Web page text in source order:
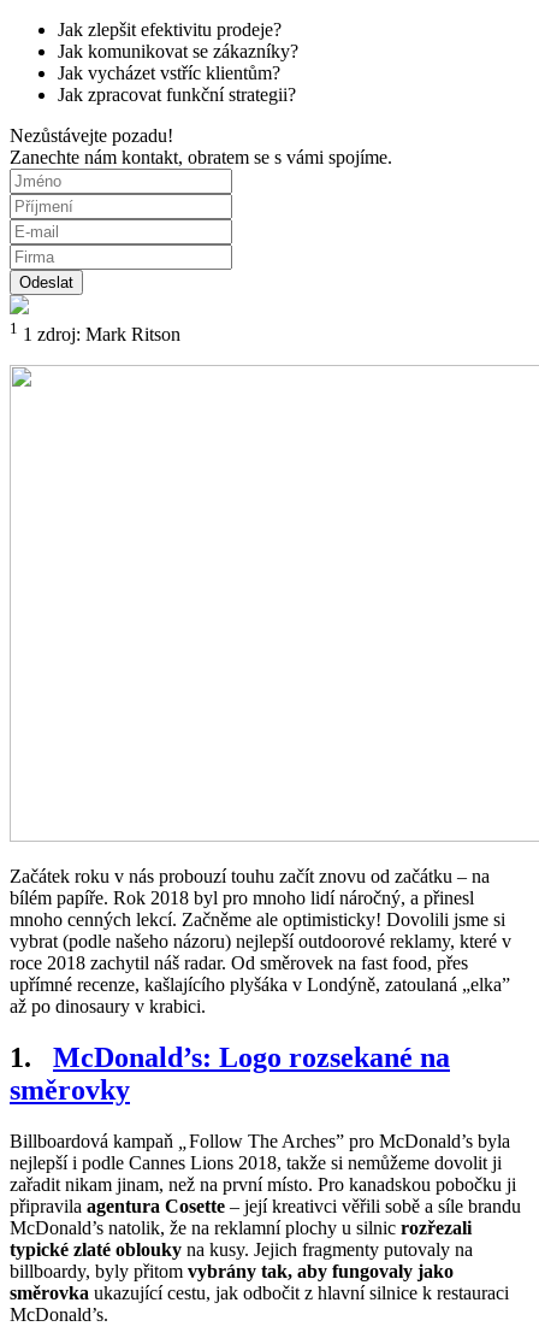
Jak zlepšit efektivitu prodeje?
Jak komunikovat se zákazníky?
Jak vycházet vstříc klientům?
Jak zpracovat funkční strategii?
Nezůstávejte pozadu!
Zanechte nám kontakt, obratem se s vámi spojíme.
Odeslat
1 1 zdroj: Mark Ritson
Začátek roku v nás probouzí touhu začít znovu od začátku – na
bílém papíře. Rok 2018 byl pro mnoho lidí náročný, a přinesl
mnoho cenných lekcí. Začněme ale optimisticky! Dovolili jsme si
vybrat (podle našeho názoru) nejlepší outdoorové reklamy, které v
roce 2018 zachytil náš radar. Od směrovek na fast food, přes
upřímné recenze, kašlajícího plyšáka v Londýně, zatoulaná „elka”
až po dinosaury v krabici.
1. McDonald’s: Logo rozsekané na
směrovky
Billboardová kampaň
Follow The Arches” pro McDonald’s byla
nejlepší i podle Cannes Lions 2018, takže si nemůžeme dovolit ji
zařadit nikam jinam, než na první místo. Pro kanadskou pobočku ji
připravila agentura Cosette – její kreativci věřili sobě a síle brandu
McDonald’s natolik, že na reklamní plochy u silnic rozřezali
typické zlaté oblouky na kusy. Jejich fragmenty putovaly na
billboardy, byly přitom vybrány tak, aby fungovaly jako
směrovka ukazující cestu, jak odbočit z hlavní silnice k restauraci
McDonald’s.